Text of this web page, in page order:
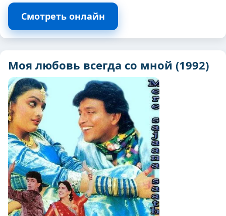
Смотреть онлайн
Моя любовь всегда со мной (1992)